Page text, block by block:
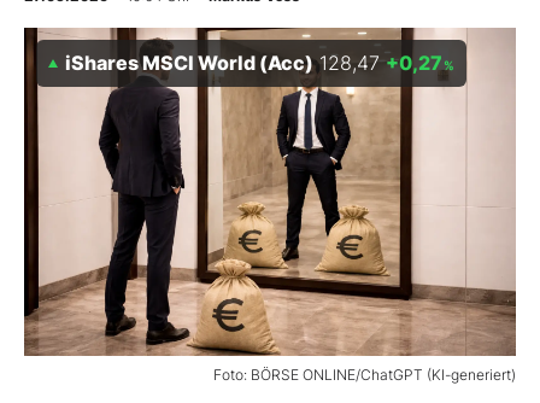
Experten
Mein B:O
Mein Konto
Folgen Sie uns
Kontakt
Foto: BÖRSE ONLINE/ChatGPT (KI-generiert)
iShares MSCI World (Acc) 128,47 +0,27 %